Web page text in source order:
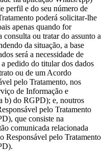
perfil e do seu número de
poderá solicitar-lhe
apenas quando for
consulta ou tratar do assunto a
da situação, a base
será a necessidade de
pedido do titular dos dados
ou de um Acordo
pelo Tratamento, nos
de Informação e
b) do RGPD); e, noutros
pelo Tratamento
que consiste na
comunicada relacionada
Responsável pelo Tratamento